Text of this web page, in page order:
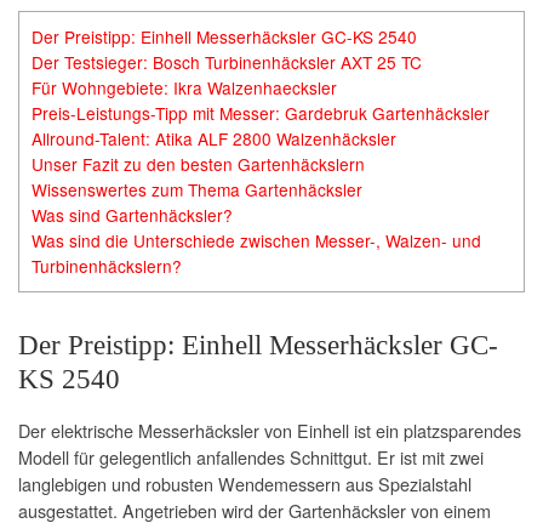
Der Preistipp: Einhell Messerhäcksler GC-KS 2540
Der Testsieger: Bosch Turbinenhäcksler AXT 25 TC
Für Wohngebiete: Ikra Walzenhaecksler
Preis-Leistungs-Tipp mit Messer: Gardebruk Gartenhäcksler
Allround-Talent: Atika ALF 2800 Walzenhäcksler
Unser Fazit zu den besten Gartenhäckslern
Wissenswertes zum Thema Gartenhäcksler
Was sind Gartenhäcksler?
Was sind die Unterschiede zwischen Messer-, Walzen- und
Turbinenhäckslern?
Der Preistipp: Einhell Messerhäcksler GC-
KS 2540
Der elektrische Messerhäcksler von Einhell ist ein platzsparendes
Modell für gelegentlich anfallendes Schnittgut. Er ist mit zwei
langlebigen und robusten Wendemessern aus Spezialstahl
ausgestattet. Angetrieben wird der Gartenhäcksler von einem